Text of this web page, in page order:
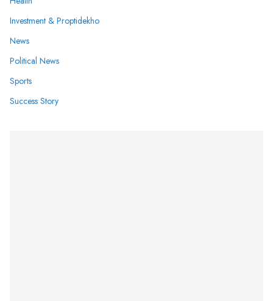
Investment & Proptidekho
News
Political News
Sports
Success Story